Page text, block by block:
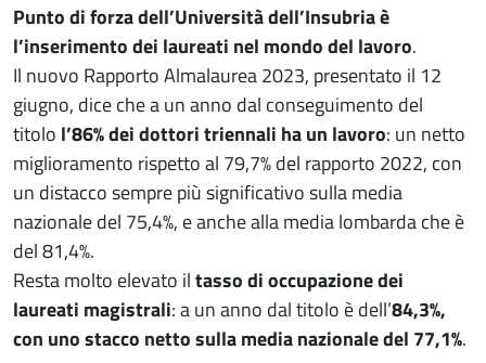
Punto di forza dell’Università dell’Insubria è
l’inserimento dei laureati nel mondo del lavoro.
Il nuovo Rapporto Almalaurea 2023, presentato il 12
giugno, dice che a un anno dal conseguimento del
titolo l’86% dei dottori triennali ha un lavoro: un netto
miglioramento rispetto al 79,7% del rapporto 2022, con
un distacco sempre più significativo sulla media
nazionale del 75,4%, e anche alla media lombarda che è
del 81,4%.
Resta molto elevato iltasso di occupazione dei
laureati magistrali: a un anno dal titolo è dell’84,3%,
con uno stacco netto sulla media nazionale del 77,1%.